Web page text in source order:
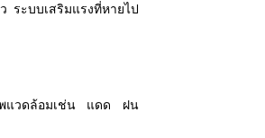
ระบบเสริมแรงที่หายไป
าพแวดล้อมเช่น แดด ฝน